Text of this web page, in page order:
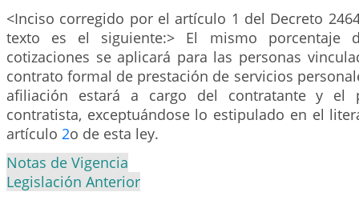
<Inciso corregido por el artículo 1 del Decreto
texto es el siguiente:> El mismo porcentaje
cotizaciones se aplicará para las personas
contrato formal de prestación de servicios
afiliación estará a cargo del contratante y el
contratista, exceptuándose lo estipulado en el
artículo 2o de esta ley.
Notas de Vigencia
Legislación Anterior